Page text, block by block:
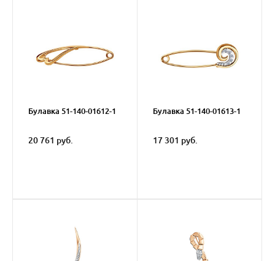
Булавка 51-140-01612-1
20 761 руб.
Булавка 51-140-01613-1
17 301 руб.